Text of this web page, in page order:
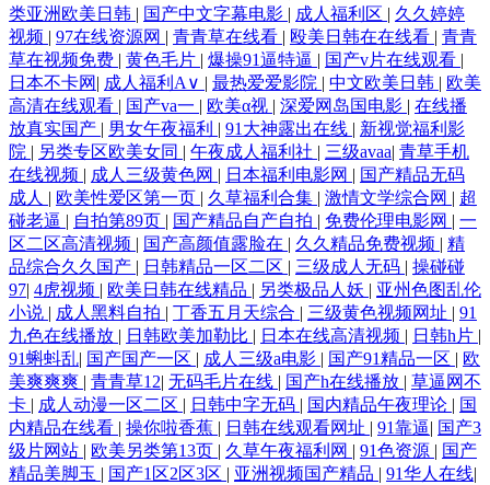
类亚洲欧美日韩 | 国产中文字幕电影 | 成人福利区 | 久久婷婷
视频 | 97在线资源网 | 青青草在线看 | 殴美日韩在在线看 | 青青
草在视频免费 | 黄色毛片 | 爆操91逼特逼 | 国产v片在线观看 |
日本不卡网 | 成人福利A∨ | 最热爱爱影院 | 中文欧美日韩 | 欧美
高清在线观看 | 国产va一 | 欧美α视 | 深爱网岛国电影 | 在线播
放真实国产 | 男女午夜福利 | 91大神露出在线 | 新视觉福利影
院 | 另类专区欧美女同 | 午夜成人福利社 | 三级avaa| 青草手机
在线视频 | 成人三级黄色网 | 日本福利电影网 | 国产精品无码
成人 | 欧美性爱区第一页 | 久草福利合集 | 激情文学综合网 | 超
碰老逼 | 自拍第89页 | 国产精品自产自拍 | 免费伦理电影网 | 一
区二区高清视频 | 国产高颜值露脸在 | 久久精品免费视频 | 精
品综合久久国产 | 日韩精品一区二区 | 三级成人无码 | 操碰碰
97| 4虎视频 | 欧美日韩在线精品 | 另类极品人妖 | 亚州色图乱伦
小说 | 成人黑料自拍 | 丁香五月天综合 | 三级黄色视频网址 | 91
九色在线播放 | 日韩欧美加勒比 | 日本在线高清视频 | 日韩h片 |
91蝌蚪乱| 国产国产一区 | 成人三级a电影 | 国产91精品一区 | 欧
美爽爽爽 | 青青草12| 无码毛片在线 | 国产h在线播放 | 草逼网不
卡 | 成人动漫一区二区 | 日韩中字无码 | 国内精品午夜理论 | 国
内精品在线看 | 操你啦香蕉 | 日韩在线观看网址 | 91靠逼| 国产3
级片网站 | 欧美另类第13页 | 久草午夜福利网 | 91色资源 | 国产
精品美脚玉 | 国产1区2区3区 | 亚洲视频国产精品 | 91华人在线|